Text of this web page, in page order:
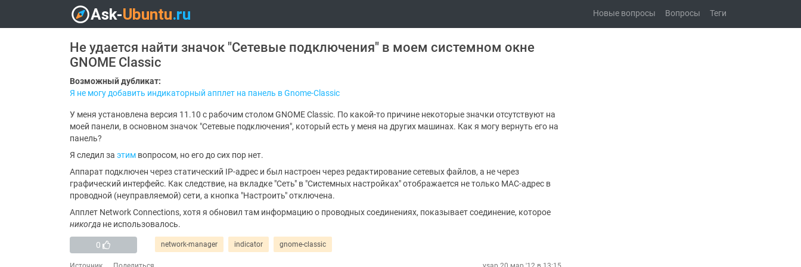
Новые вопросы Вопросы Теги
Не удается найти значок "Сетевые подключения" в моем системном окне
GNOME Classic
Возможный дубликат:
Я не могу добавить индикаторный апплет на панель в Gnome-Classic
У меня установлена ​​версия 11.10 с рабочим столом GNOME Classic. По какой-то причине некоторые значки отсутствуют на
моей панели, в основном значок "Сетевые подключения", который есть у меня на других машинах. Как я могу вернуть его на
панель?
Я следил за этим вопросом, но его до сих пор нет.
Аппарат подключен через статический IP-адрес и был настроен через редактирование сетевых файлов, а не через
графический интерфейс. Как следствие, на вкладке "Сеть" в "Системных настройках" отображается не только MAC-адрес в
проводной (неуправляемой) сети, а кнопка "Настроить" отключена.
Апплет Network Connections, хотя я обновил там информацию о проводных соединениях, показывает соединение, которое
никогда не использовалось.
0 network-manager indicator gnome-classic